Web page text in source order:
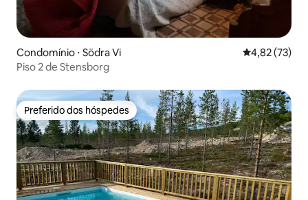
Condomínio ⋅ Södra Vi 4,82 de uma
4,82 (73)
Piso 2 de Stensborg
Preferido dos hóspedes
Preferido dos hóspedes